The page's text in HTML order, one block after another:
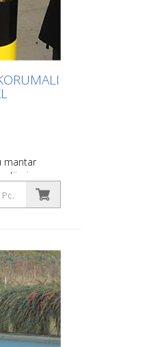
mantar
ve
273/1200
önler,
Darbe
direkleri,
vb. korur.
galvanizli ve
Pc.